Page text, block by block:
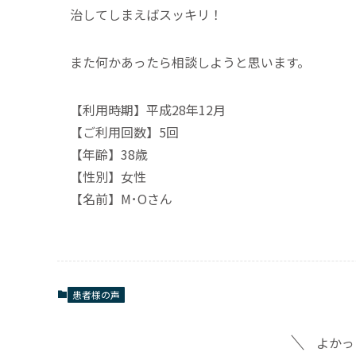
治してしまえばスッキリ！
また何かあったら相談しようと思います。
【利用時期】平成28年12月
【ご利用回数】5回
【年齢】38歳
【性別】女性
【名前】M･Oさん
患者様の声
よか